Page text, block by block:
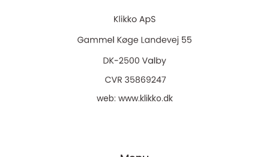
web: www.klikko.dk